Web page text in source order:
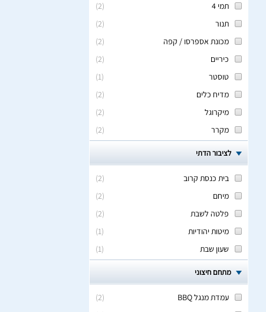
(
2
)
תמי 4
(
2
)
תנור
(
2
)
מכונת אספרסו / קפה
(
2
)
כיריים
(
1
)
טוסטר
(
2
)
מדיח כלים
(
2
)
מיקרוגל
(
2
) מקרר
לציבור הדתי
(
2
)
בית כנסת קרוב
(
2
)
מיחם
(
2
)
פלטה לשבת
(
1
)
מיטות יהודיות
(
1
) שעון שבת
מתחם חיצוני
(
2
)
עמדת מנגל BBQ